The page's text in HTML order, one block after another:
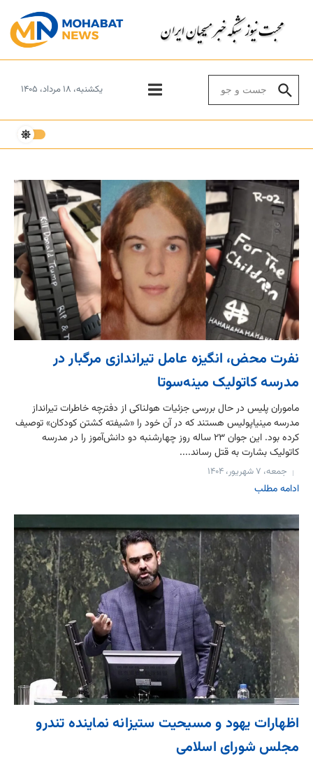
یکشنبه، ۱۸ مرداد، ۱۴۰۵
نفرت محض، انگیزه عامل تیراندازی مرگبار در
مدرسه کاتولیک مینه‌سوتا
ماموران پلیس در حال بررسی جزئیات هولناکی از دفترچه خاطرات تیرانداز
مدرسه مینیاپولیس هستند که در آن خود را «شیفته کشتن کودکان» توصیف
کرده بود. این جوان ۲۳ ساله روز چهارشنبه دو دانش‌آموز را در مدرسه
کاتولیک بشارت به قتل رساند....
جمعه، ۷ شهریور، ۱۴۰۴
ادامه مطلب
اظهارات یهود و مسیحیت ستیزانه نماینده تندرو
مجلس شورای اسلامی